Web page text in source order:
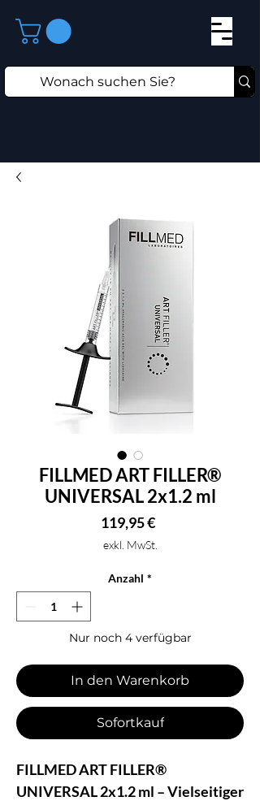
FILLMED ART FILLER®
UNIVERSAL 2x1.2 ml
119,95 €Preis
exkl. MwSt.
Anzahl *
Nur noch 4 verfügbar
In den Warenkorb
Sofortkauf
FILLMED ART FILLER®
UNIVERSAL 2x1.2 ml – Vielseitiger